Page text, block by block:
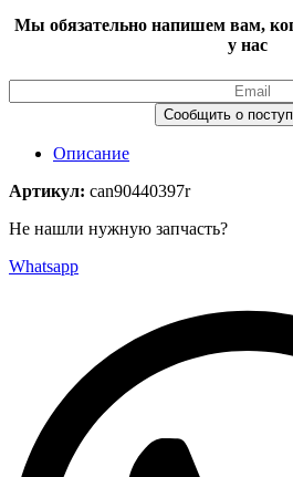
Мы обязательно напишем вам,
у нас
Описание
Артикул: can90440397r
Не нашли нужную запчасть?
Whatsapp